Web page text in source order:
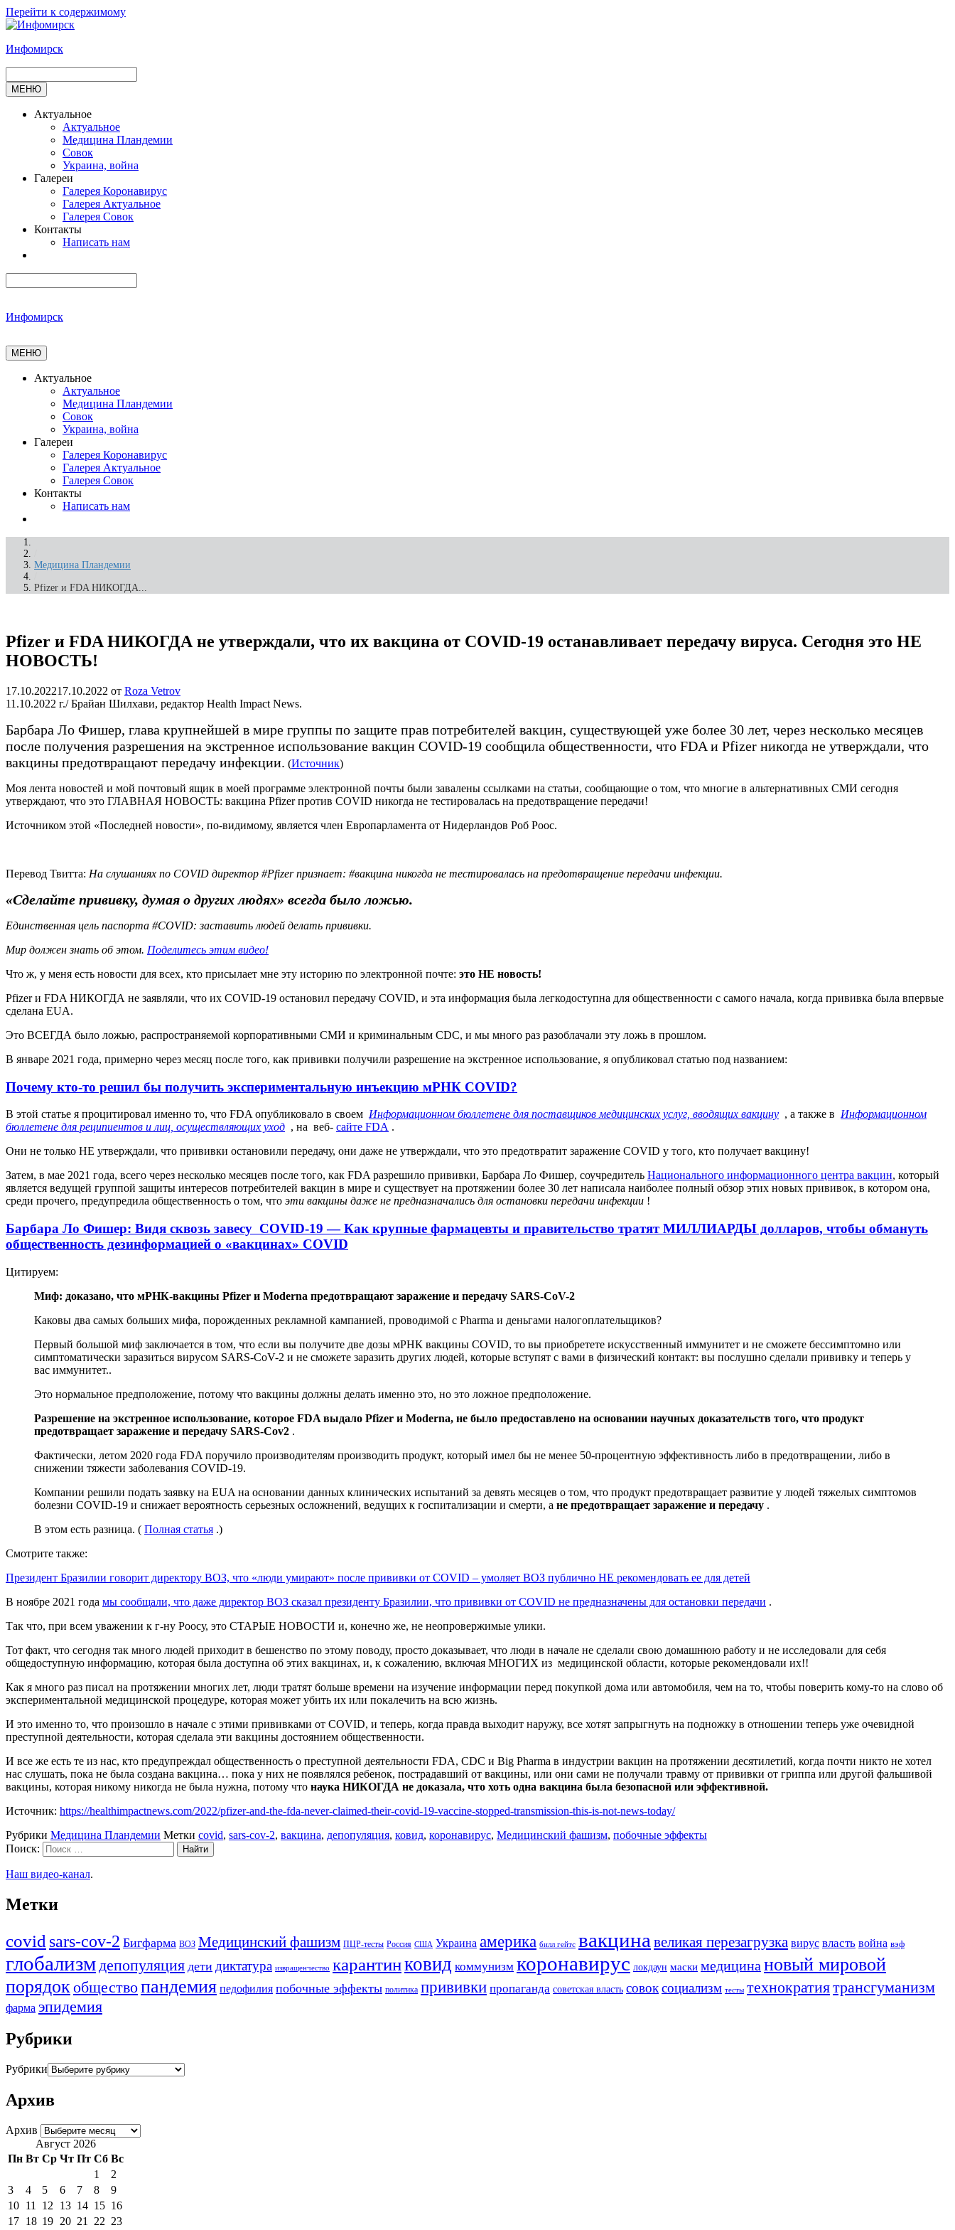
Перейти к содержимому
Инфомирск
МЕНЮ
Актуальное
Актуальное
Медицина Пландемии
Совок
Украина, война
Галереи
Галерея Коронавирус
Галерея Актуальное
Галерея Совок
Контакты
Написать нам
Инфомирск
МЕНЮ
Актуальное
Актуальное
Медицина Пландемии
Совок
Украина, война
Галереи
Галерея Коронавирус
Галерея Актуальное
Галерея Совок
Контакты
Написать нам
Медицина Пландемии
Pfizer и FDA НИКОГДА...
Pfizer и FDA НИКОГДА не утверждали, что их вакцина от COVID-19 останавливает передачу вируса. Сегодня это НЕ
НОВОСТЬ!
17.10.202217.10.2022 от Roza Vetrov
11.10.2022 г./ Брайан Шилхави, редактор Health Impact News.
Барбара Ло Фишер, глава крупнейшей в мире группы по защите прав потребителей вакцин, существующей уже более 30 лет, через несколько месяцев
после получения разрешения на экстренное использование вакцин COVID-19 сообщила общественности, что FDA и Pfizer никогда не утверждали, что
вакцины предотвращают передачу инфекции. (Источник)
Моя лента новостей и мой почтовый ящик в моей программе электронной почты были завалены ссылками на статьи, сообщающие о том, что многие в альтернативных СМИ сегодня
утверждают, что это ГЛАВНАЯ НОВОСТЬ: вакцина Pfizer против COVID никогда не тестировалась на предотвращение передачи!
Источником этой «Последней новости», по-видимому, является член Европарламента от Нидерландов Роб Роос.
Перевод Твитта: На слушаниях по COVID директор #Pfizer признает: #вакцина никогда не тестировалась на предотвращение передачи инфекции.
«Сделайте прививку, думая о других людях» всегда было ложью.
Единственная цель паспорта #COVID: заставить людей делать прививки.
Мир должен знать об этом. Поделитесь этим видео!
Что ж, у меня есть новости для всех, кто присылает мне эту историю по электронной почте: это НЕ новость!
Pfizer и FDA НИКОГДА не заявляли, что их COVID-19 остановил передачу COVID, и эта информация была легкодоступна для общественности с самого начала, когда прививка была впервые
сделана EUA.
Это ВСЕГДА было ложью, распространяемой корпоративными СМИ и криминальным CDC, и мы много раз разоблачали эту ложь в прошлом.
В январе 2021 года, примерно через месяц после того, как прививки получили разрешение на экстренное использование, я опубликовал статью под названием:
Почему кто-то решил бы получить экспериментальную инъекцию мРНК COVID?
В этой статье я процитировал именно то, что FDA опубликовало в своем Информационном бюллетене для поставщиков медицинских услуг, вводящих вакцину , а также в Информационном
бюллетене для реципиентов и лиц, осуществляющих уход , на веб- сайте FDA .
Они не только НЕ утверждали, что прививки остановили передачу, они даже не утверждали, что это предотвратит заражение COVID у того, кто получает вакцину!
Затем, в мае 2021 года, всего через несколько месяцев после того, как FDA разрешило прививки, Барбара Ло Фишер, соучредитель Национального информационного центра вакцин, который
является ведущей группой защиты интересов потребителей вакцин в мире и существует на протяжении более 30 лет написала наиболее полный обзор этих новых прививок, в котором она,
среди прочего, предупредила общественность о том, что эти вакцины даже не предназначались для остановки передачи инфекции !
Барбара Ло Фишер: Видя сквозь завесу COVID-19 — Как крупные фармацевты и правительство тратят МИЛЛИАРДЫ долларов, чтобы обмануть
общественность дезинформацией о «вакцинах» COVID
Цитируем:
Миф: доказано, что мРНК-вакцины Pfizer и Moderna предотвращают заражение и передачу SARS-CoV-2
Каковы два самых больших мифа, порожденных рекламной кампанией, проводимой с Pharma и деньгами налогоплательщиков?
Первый большой миф заключается в том, что если вы получите две дозы мРНК вакцины COVID, то вы приобретете искусственный иммунитет и не сможете бессимптомно или
симптоматически заразиться вирусом SARS-CoV-2 и не сможете заразить других людей, которые вступят с вами в физический контакт: вы послушно сделали прививку и теперь у
вас иммунитет..
Это нормальное предположение, потому что вакцины должны делать именно это, но это ложное предположение.
Разрешение на экстренное использование, которое FDA выдало Pfizer и Moderna, не было предоставлено на основании научных доказательств того, что продукт
предотвращает заражение и передачу SARS-Cov2 .
Фактически, летом 2020 года FDA поручило производителям производить продукт, который имел бы не менее 50-процентную эффективность либо в предотвращении, либо в
снижении тяжести заболевания COVID-19.
Компании решили подать заявку на EUA на основании данных клинических испытаний за девять месяцев о том, что продукт предотвращает развитие у людей тяжелых симптомов
болезни COVID-19 и снижает вероятность серьезных осложнений, ведущих к госпитализации и смерти, а не предотвращает заражение и передачу .
В этом есть разница. ( Полная статья .)
Смотрите также:
Президент Бразилии говорит директору ВОЗ, что «люди умирают» после прививки от COVID – умоляет ВОЗ публично НЕ рекомендовать ее для детей
В ноябре 2021 года мы сообщали, что даже директор ВОЗ сказал президенту Бразилии, что прививки от COVID не предназначены для остановки передачи .
Так что, при всем уважении к г-ну Роосу, это СТАРЫЕ НОВОСТИ и, конечно же, не неопровержимые улики.
Тот факт, что сегодня так много людей приходит в бешенство по этому поводу, просто доказывает, что люди в начале не сделали свою домашнюю работу и не исследовали для себя
общедоступную информацию, которая была доступна об этих вакцинах, и, к сожалению, включая МНОГИХ из медицинской области, которые рекомендовали их!!
Как я много раз писал на протяжении многих лет, люди тратят больше времени на изучение информации перед покупкой дома или автомобиля, чем на то, чтобы поверить кому-то на слово об
экспериментальной медицинской процедуре, которая может убить их или покалечить на всю жизнь.
И это именно то, что произошло в начале с этими прививками от COVID, и теперь, когда правда выходит наружу, все хотят запрыгнуть на подножку в отношении теперь уже очевидной
преступной деятельности, которая сделала эти вакцины достоянием общественности.
И все же есть те из нас, кто предупреждал общественность о преступной деятельности FDA, CDC и Big Pharma в индустрии вакцин на протяжении десятилетий, когда почти никто не хотел
нас слушать, пока не была создана вакцина… пока у них не появлялся ребенок, пострадавший от вакцины, или они сами не получали травму от прививки от гриппа или другой фальшивой
вакцины, которая никому никогда не была нужна, потому что наука НИКОГДА не доказала, что хоть одна вакцина была безопасной или эффективной.
Источник: https://healthimpactnews.com/2022/pfizer-and-the-fda-never-claimed-their-covid-19-vaccine-stopped-transmission-this-is-not-news-today/
Рубрики Медицина Пландемии Метки covid, sars-cov-2, вакцина, депопуляция, ковид, коронавирус, Медицинский фашизм, побочные эффекты
Поиск:
Наш видео-канал.
Метки
covid sars-cov-2 Бигфарма ВОЗ Медицинский фашизм ПЦР-тесты Россия США Украина америка билл гейтс вакцина великая перезагрузка вирус власть война вэф
глобализм депопуляция дети диктатура извращенчество карантинковид коммунизм коронавирус локдаун маски медицина новый мировой
порядок обществопандемия педофилия побочные эффекты политика прививки пропаганда советская власть совоксоциализм тесты технократиятрансгуманизм
фарма эпидемия
Рубрики
Рубрики
Архив
Архив
Август 2026
Пн Вт Ср Чт Пт Сб Вс
1
2
3
4 5 6 7 8
9
10 11 12 13 14 15 16
17 18 19 20 21 22 23